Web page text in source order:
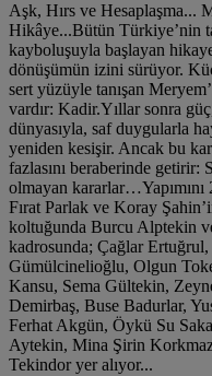
Aşk, Hırs ve
Hikâye...Bütün Türkiye’nin
kayboluşuyla başlayan
dönüşümün izini sürüyor.
sert yüzüyle tanışan
vardır: Kadir.Yıllar sonra
dünyasıyla, saf duygularla
yeniden kesişir. Ancak bu
fazlasını beraberinde getirir:
olmayan kararlar…Yapımını
Fırat Parlak ve Koray
koltuğunda Burcu Alptekin
kadrosunda; Çağlar
Gümülcinelioğlu, Olgun
Kansu, Sema Gültekin,
Demirbaş, Buse Badurlar,
Ferhat Akgün, Öykü Su
Aytekin, Mina Şirin
Tekindor yer alıyor...